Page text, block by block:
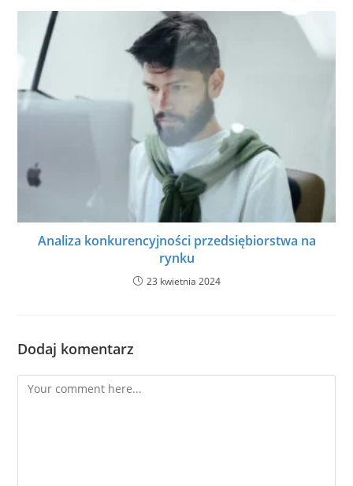
Analiza konkurencyjności przedsiębiorstwa na
rynku
23 kwietnia 2024
Dodaj komentarz
Comment